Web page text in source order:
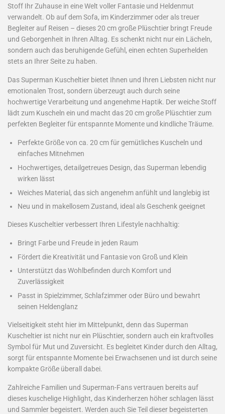
Stoff Ihr Zuhause in eine Welt voller Fantasie und Heldenmut
verwandelt. Ob auf dem Sofa, im Kinderzimmer oder als treuer
Begleiter auf Reisen – dieses 20 cm große Plüschtier bringt Freude
und Geborgenheit in Ihren Alltag. Es schenkt nicht nur ein Lächeln,
sondern auch das beruhigende Gefühl, einen echten Superhelden
stets an Ihrer Seite zu haben.
Das Superman Kuscheltier bietet Ihnen und Ihren Liebsten nicht nur
emotionalen Trost, sondern überzeugt auch durch seine
hochwertige Verarbeitung und angenehme Haptik. Der weiche Stoff
lädt zum Kuscheln ein und macht das 20 cm große Plüschtier zum
perfekten Begleiter für entspannte Momente und kindliche Träume.
Perfekte Größe von ca. 20 cm für gemütliches Kuscheln und
einfaches Mitnehmen
Hochwertiges, detailgetreues Design, das Superman lebendig
wirken lässt
Weiches Material, das sich angenehm anfühlt und langlebig ist
Neu und in makellosem Zustand, ideal als Geschenk geeignet
Dieses Kuscheltier verbessert Ihren Lifestyle nachhaltig:
Bringt Farbe und Freude in jeden Raum
Fördert die Kreativität und Fantasie von Groß und Klein
Unterstützt das Wohlbefinden durch Komfort und
Zuverlässigkeit
Passt in Spielzimmer, Schlafzimmer oder Büro und bewahrt
seinen Heldenglanz
Vielseitigkeit steht hier im Mittelpunkt, denn das Superman
Kuscheltier ist nicht nur ein Plüschtier, sondern auch ein kraftvolles
Symbol für Mut und Zuversicht. Es begleitet Kinder durch den Alltag,
sorgt für entspannte Momente bei Erwachsenen und ist durch seine
kompakte Größe überall dabei.
Zahlreiche Familien und Superman-Fans vertrauen bereits auf
dieses kuschelige Highlight, das Kinderherzen höher schlagen lässt
und Sammler begeistert. Werden auch Sie Teil dieser begeisterten